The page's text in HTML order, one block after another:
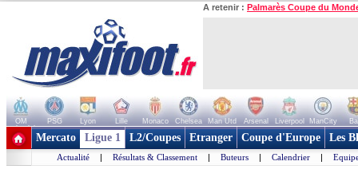
A retenir : Palmarès Coupe du
OM PSG Lyon Lille Monaco Chelsea Man Utd Arsenal Liverpool ManCity
+ de clubs
Mercato Ligue 1 L2/Coupes Etranger Coupe d'Europe Les
Actualité | Résultats & Classement | Buteurs | Calendrier |